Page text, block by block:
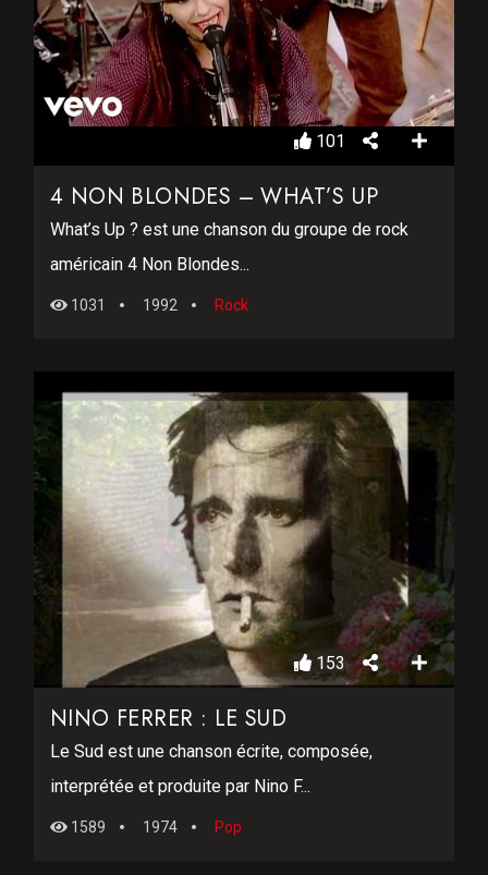
101
4 NON BLONDES – WHAT’S UP
What’s Up ? est une chanson du groupe de rock
américain 4 Non Blondes...
1031 1992 Rock
153
NINO FERRER : LE SUD
Le Sud est une chanson écrite, composée,
interprétée et produite par Nino F...
1589 1974 Pop